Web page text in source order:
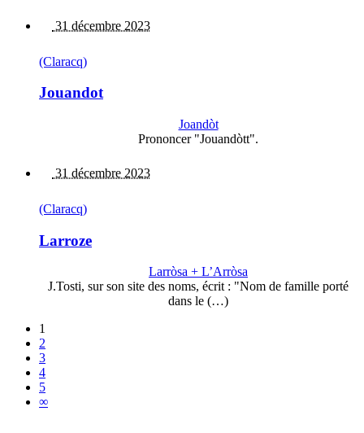
31 décembre 2023
(Claracq)
Jouandot
Joandòt
Prononcer "Jouandòtt".
31 décembre 2023
(Claracq)
Larroze
Larròsa + L’Arròsa
J.Tosti, sur son site des noms, écrit : "Nom de famille porté
dans le (…)
1
2
3
4
5
∞